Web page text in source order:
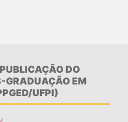
DO
GRADUAÇÃO EM
UFPI)